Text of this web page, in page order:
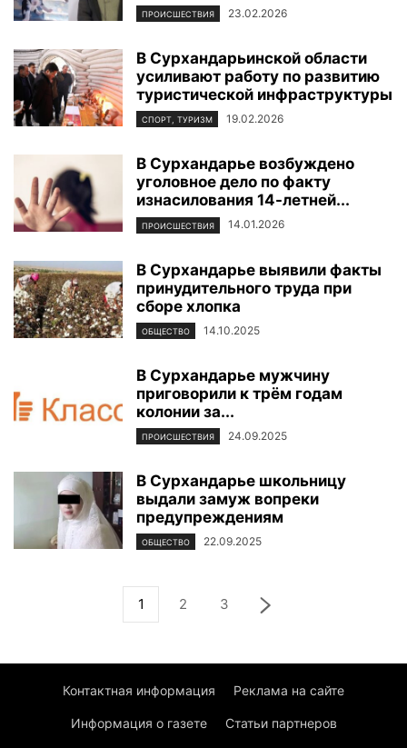
ПРОИСШЕСТВИЯ 23.02.2026
В Сурхандарьинской области
усиливают работу по развитию
туристической инфраструктуры
СПОРТ, ТУРИЗМ 19.02.2026
В Сурхандарье возбуждено
уголовное дело по факту
изнасилования 14-летней...
ПРОИСШЕСТВИЯ 14.01.2026
В Сурхандарье выявили факты
принудительного труда при
сборе хлопка
ОБЩЕСТВО 14.10.2025
В Сурхандарье мужчину
приговорили к трём годам
колонии за...
ПРОИСШЕСТВИЯ 24.09.2025
В Сурхандарье школьницу
выдали замуж вопреки
предупреждениям
ОБЩЕСТВО 22.09.2025
1 2 3
Контактная информация Реклама на сайте
Информация о газете Статьи партнеров